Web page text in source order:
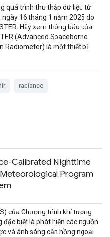
quá trình thu thập dữ liệu từ
16 tháng 1 năm 2025 do
Hãy xem thông báo của
(Advanced Spaceborne
Radiometer) là một thiết bị
radiance
Calibrated Nighttime
Program
của Chương trình khí tượng
đặc biệt là phát hiện các nguồn
và ánh sáng cận hồng ngoại